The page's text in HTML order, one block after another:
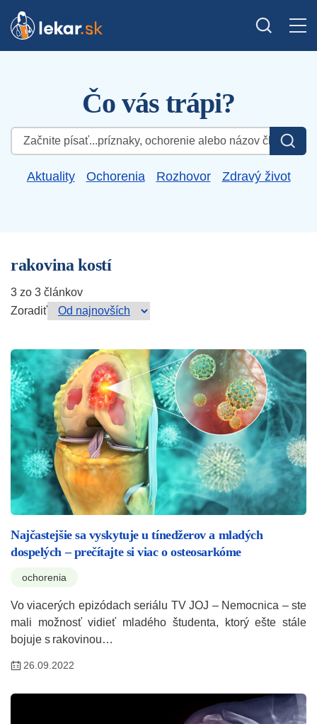
Čo vás trápi?
Hľadať:
Aktuality Ochorenia Rozhovor Zdravý život
rakovina kostí
3 zo 3 článkov
Zoradiť
Najčastejšie sa vyskytuje u tínedžerov a mladých
dospelých – prečítajte si viac o osteosarkóme
ochorenia
Vo viacerých epizódach seriálu TV JOJ – Nemocnica – ste
mali možnosť vidieť mladého študenta, ktorý ešte stále
bojuje s rakovinou…
26.09.2022